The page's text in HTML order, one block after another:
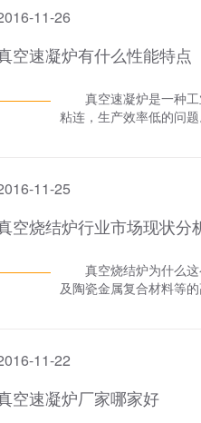
空烧结炉这类处理炉炉
11-26
空速凝炉有什么性能特点
真空速凝炉是一种工
粘连，生产效率低的问
单、自动化程度高，减
准，并且整个环节全程
11-25
空烧结炉行业市场现状分
真空烧结炉为什么这
及陶瓷金属复合材料等
大降低了客户的运行成
问题不用跑，大的问题
11-22
空速凝炉厂家哪家好